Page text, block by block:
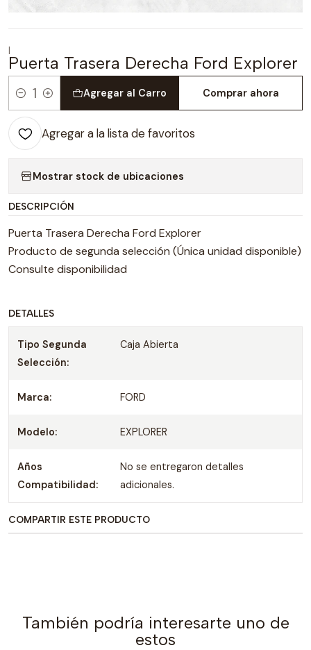
|
Puerta Trasera Derecha Ford Explorer
Cantidad
Agregar al Carro Comprar ahora
Agregar a la lista de favoritos
Mostrar stock de ubicaciones
DESCRIPCIÓN
Puerta Trasera Derecha Ford Explorer
Producto de segunda selección (Única unidad disponible)
Consulte disponibilidad
DETALLES
Tipo Segunda
Selección:
Caja Abierta
Marca: FORD
Modelo: EXPLORER
Años
Compatibilidad:
No se entregaron detalles
adicionales.
COMPARTIR ESTE PRODUCTO
También podría interesarte uno de
estos